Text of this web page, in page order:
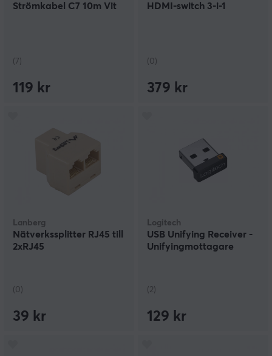
Strömkabel C7 10m Vit
(7)
119 kr
HDMI-switch 3-i-1
(0)
379 kr
Lanberg
Nätverkssplitter RJ45 till
2xRJ45
(0)
39 kr
Logitech
USB Unifying Receiver -
Unifyingmottagare
(2)
129 kr